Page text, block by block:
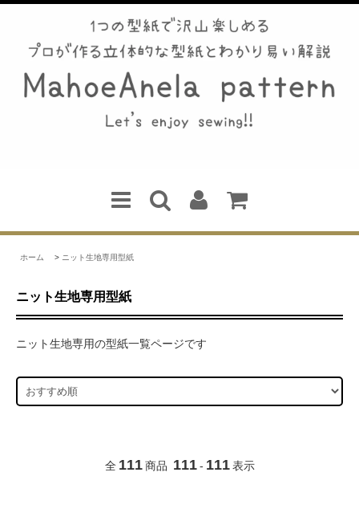
ホーム > ニット生地専用型紙
ニット生地専用型紙
ニット生地専用の型紙一覧ページです
全 111 商品 111 - 111 表示